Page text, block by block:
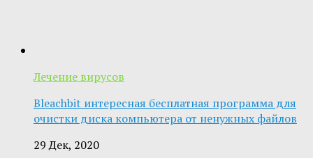
Лечение вирусов
Bleachbit интересная бесплатная программа для
очистки диска компьютера от ненужных файлов
29 Дек, 2020